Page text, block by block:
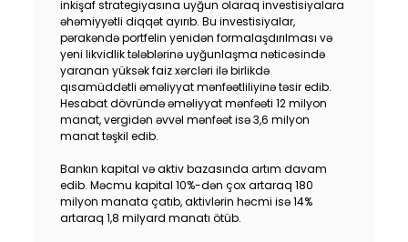
inkişaf strategiyasına uyğun olaraq investisiyalara
əhəmiyyətli diqqət ayırıb. Bu investisiyalar,
pərakəndə portfelin yenidən formalaşdırılması və
yeni likvidlik tələblərinə uyğunlaşma nəticəsində
yaranan yüksək faiz xərcləri ilə birlikdə
qısamüddətli əməliyyat mənfəətliliyinə təsir edib.
Hesabat dövründə əməliyyat mənfəəti 12 milyon
manat, vergidən əvvəl mənfəət isə 3,6 milyon
manat təşkil edib.
Bankın kapital və aktiv bazasında artım davam
edib. Məcmu kapital 10%-dən çox artaraq 180
milyon manata çatıb, aktivlərin həcmi isə 14%
artaraq 1,8 milyard manatı ötüb.